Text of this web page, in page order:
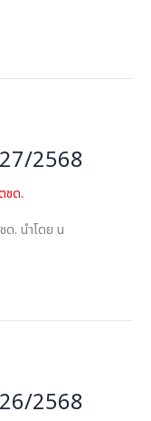
2568
ชด.
. นำโดย น
2568